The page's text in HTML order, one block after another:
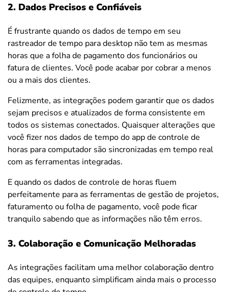
2. Dados Precisos e Confiáveis
É frustrante quando os dados de tempo em seu
rastreador de tempo para desktop não tem as mesmas
horas que a folha de pagamento dos funcionários ou
fatura de clientes. Você pode acabar por cobrar a menos
ou a mais dos clientes.
Felizmente, as integrações podem garantir que os dados
sejam precisos e atualizados de forma consistente em
todos os sistemas conectados. Quaisquer alterações que
você fizer nos dados de tempo do app de controle de
horas para computador são sincronizadas em tempo real
com as ferramentas integradas.
E quando os dados de controle de horas fluem
perfeitamente para as ferramentas de gestão de projetos,
faturamento ou folha de pagamento, você pode ficar
tranquilo sabendo que as informações não têm erros.
3. Colaboração e Comunicação Melhoradas
As integrações facilitam uma melhor colaboração dentro
das equipes, enquanto simplificam ainda mais o processo